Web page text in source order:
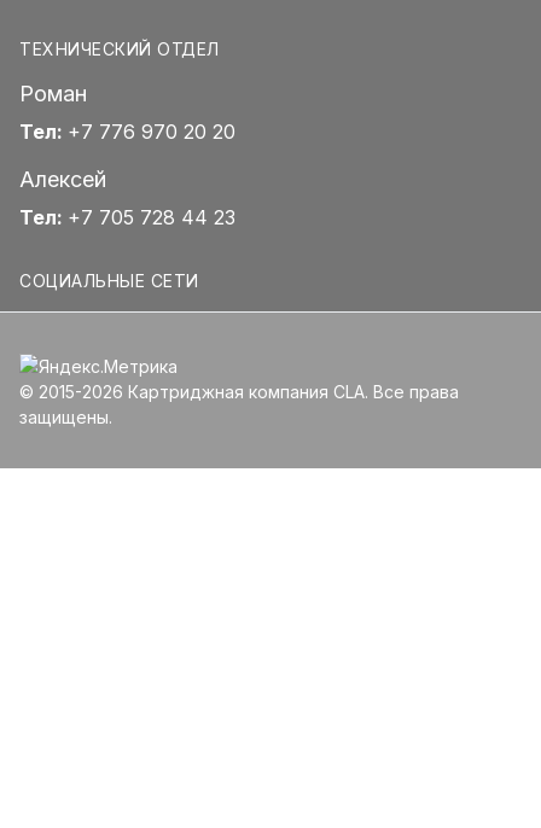
ТЕХНИЧЕСКИЙ ОТДЕЛ
Роман
Тел: +7 776 970 20 20
Алексей
Тел: +7 705 728 44 23
СОЦИАЛЬНЫЕ СЕТИ
© 2015-2026 Картриджная компания CLA. Все права
защищены.